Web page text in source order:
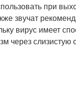
при
звучат
вирус имеет
через слизистую